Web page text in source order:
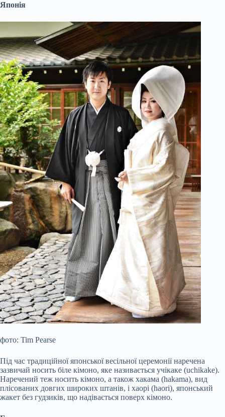
Японія
фото: Tim Pearse
Під час традиційної японської весільної церемонії наречена
зазвичай носить біле кімоно, яке називається учікаке (uchikake).
Наречений теж носить кімоно, а також хакама (hakama), вид
плісованих довгих широких штанів, і хаорі (haori), японський
жакет без гудзиків, що надівається поверх кімоно.